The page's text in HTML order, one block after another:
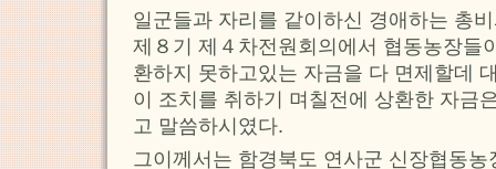
일군들과 자리를 같이하신 경애하는 총
제８기 제４차전원회의에서 협동농장들
환하지 못하고있는 자금을 다 면제할데
이 조치를 취하기 며칠전에 상환한 자금
고 말씀하시였다.
그이께서는 함경북도 연사군 신장협동